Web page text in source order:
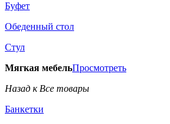
Буфет
Обеденный стол
Стул
Мягкая мебельПросмотреть
Назад к Все товары
Банкетки